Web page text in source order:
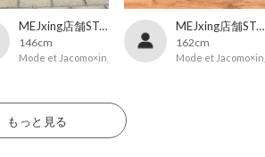
MEJxing店舗STAFF
146cm
Mode et Jacomo×ing
MEJxing店舗STAFF
162cm
Mode et Jacomo×ing
もっと見る